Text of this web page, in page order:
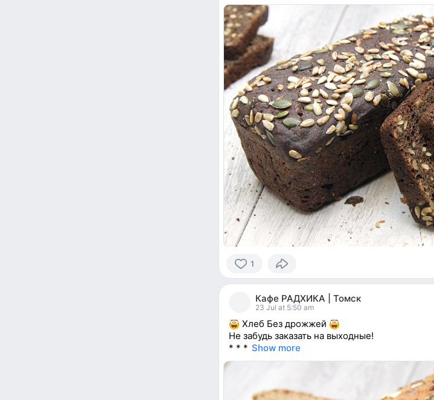
1
1
reactedКафе РАДХИКА | Томск
23 Jul at 5:50 am
Хлеб Без дрожжей
Не забудь заказать на выходные!
* * * Show more